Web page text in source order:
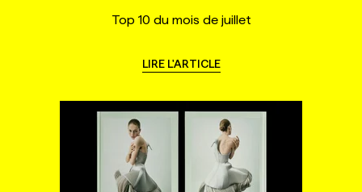
Top 10 du mois de juillet
LIRE L'ARTICLE